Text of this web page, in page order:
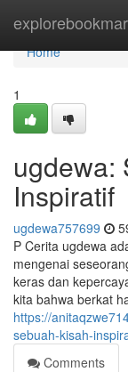
Home
Home
1
ugdewa:
Inspiratif
ugdewa757699
P Cerita ugdewa
mengenai
keras dan
kita bahwa berkat
https://
sebuah-kisah-
Comments